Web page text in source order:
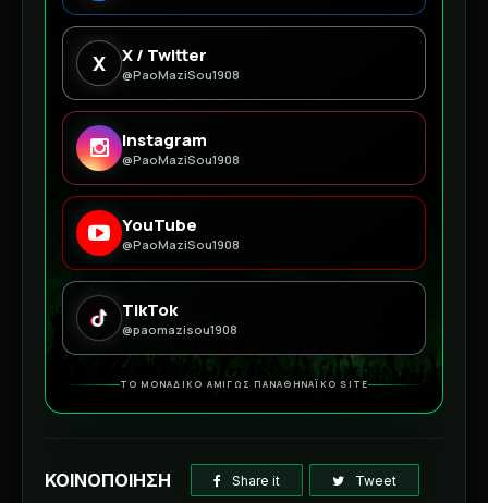
X X / Twitter
@PaoMaziSou1908
Instagram
@PaoMaziSou1908
YouTube
@PaoMaziSou1908
TikTok
@paomazisou1908
ΤΟ ΜΟΝΑΔΙΚΟ ΑΜΙΓΩΣ ΠΑΝΑΘΗΝΑΪΚΟ SITE
ΚΟΙΝΟΠΟΙΗΣΗ Share it Tweet